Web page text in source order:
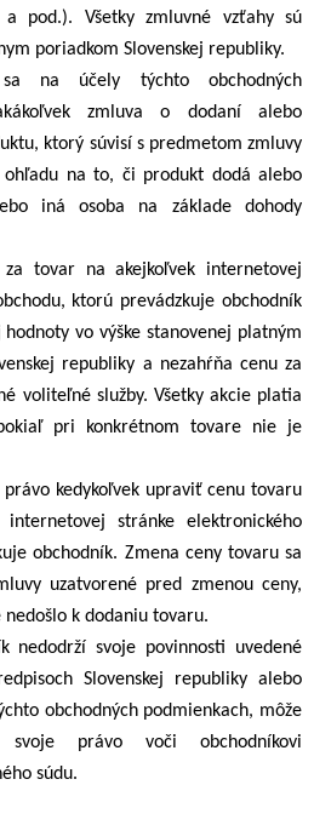
a pod.). Všetky zmluvné vzťahy sú
poriadkom Slovenskej republiky.
sa na účely týchto obchodných
zmluva o dodaní alebo
ktorý súvisí s predmetom zmluvy
na to, či produkt dodá alebo
iná osoba na základe dohody
za tovar na akejkoľvek internetovej
ktorú prevádzkuje obchodník
vo výške stanovenej platným
republiky a nezahŕňa cenu za
voliteľné služby. Všetky akcie platia
pri konkrétnom tovare nie je
kedykoľvek upraviť cenu tovaru
stránke elektronického
obchodník. Zmena ceny tovaru sa
uzatvorené pred zmenou ceny,
nedošlo k dodaniu tovaru.
nedodrží svoje povinnosti uvedené
Slovenskej republiky alebo
obchodných podmienkach, môže
právo voči obchodníkovi
súdu.